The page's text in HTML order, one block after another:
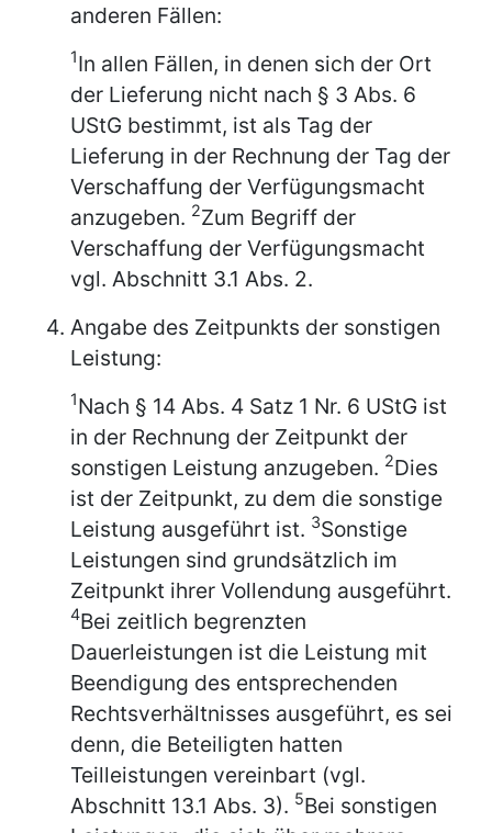
anderen Fällen:
1In allen Fällen, in denen sich der Ort
der Lieferung nicht nach § 3 Abs. 6
UStG bestimmt, ist als Tag der
Lieferung in der Rechnung der Tag der
Verschaffung der Verfügungsmacht
anzugeben. 2Zum Begriff der
Verschaffung der Verfügungsmacht
vgl. Abschnitt 3.1 Abs. 2.
Angabe des Zeitpunkts der sonstigen
Leistung:
1Nach § 14 Abs. 4 Satz 1 Nr. 6 UStG ist
in der Rechnung der Zeitpunkt der
sonstigen Leistung anzugeben. 2Dies
ist der Zeitpunkt, zu dem die sonstige
Leistung ausgeführt ist. 3Sonstige
Leistungen sind grundsätzlich im
Zeitpunkt ihrer Vollendung ausgeführt.
4Bei zeitlich begrenzten
Dauerleistungen ist die Leistung mit
Beendigung des entsprechenden
Rechtsverhältnisses ausgeführt, es sei
denn, die Beteiligten hatten
Teilleistungen vereinbart (vgl.
Abschnitt 13.1 Abs. 3). 5Bei sonstigen